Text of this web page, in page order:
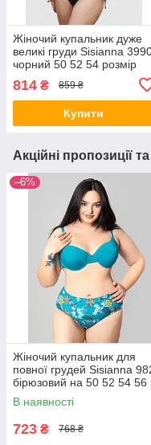
Жіночий купальник дуже
великі груди Sisianna
чорний 50 52 54 розмір
814 ₴ 859 ₴
Купити
Акційні пропозиції
–6%
Жіночий купальник для
повної грудей Sisianna
бірюзовий на 50 52 54 56
розмір
В наявності
723 ₴ 768 ₴